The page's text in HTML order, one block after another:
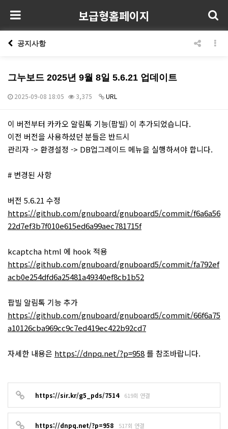
보급형홈페이지
공지사항
그누보드 2025년 9월 8일 5.6.21 업데이트
2025-09-08 18:05 3,375 URL
본문
이 버전부터 카카오 알림톡 기능(팝빌) 이 추가되었습니다.
이전 버전을 사용하셨던 분들은 반드시
관리자 -> 환경설정 -> DB업그레이드 메뉴을 실행하셔야 합니다.
# 변경된 사항
버전 5.6.21 수정
https://github.com/gnuboard/gnuboard5/commit/f6a6a56
22d7ef3b7f010e615ed6a99aec781715f
kcaptcha html 에 hook 적용
https://github.com/gnuboard/gnuboard5/commit/fa792ef
acb0e254dfd6a25481a49340ef8cb1b52
팝빌 알림톡 기능 추가
https://github.com/gnuboard/gnuboard5/commit/66f6a75
a10126cba969cc9c7ed419ec422b92cd7
자세한 내용은 https://dnpq.net/?p=958를 참조바랍니다.
https://sir.kr/g5_pds/7514 619회 연결
https://dnpq.net/?p=958 517회 연결